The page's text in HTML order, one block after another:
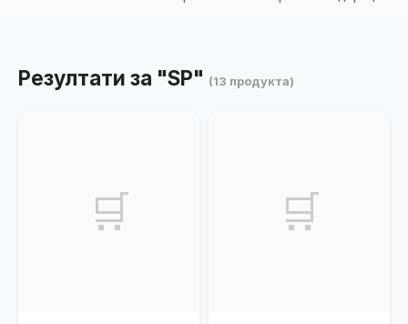
🔍 Намери продукт
Резултати за "SP" (13 продукта)
🛒 🛒